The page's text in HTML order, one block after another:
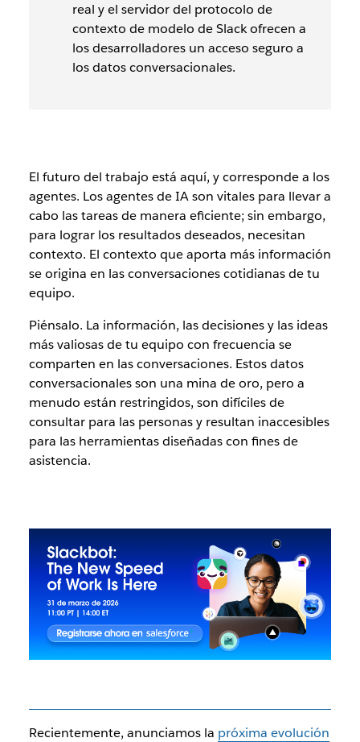
real y el servidor del protocolo de
contexto de modelo de Slack ofrecen a
los desarrolladores un acceso seguro a
los datos conversacionales.
El futuro del trabajo está aquí, y corresponde a los
agentes. Los agentes de IA son vitales para llevar a
cabo las tareas de manera eficiente; sin embargo,
para lograr los resultados deseados, necesitan
contexto. El contexto que aporta más información
se origina en las conversaciones cotidianas de tu
equipo.
Piénsalo. La información, las decisiones y las ideas
más valiosas de tu equipo con frecuencia se
comparten en las conversaciones. Estos datos
conversacionales son una mina de oro, pero a
menudo están restringidos, son difíciles de
consultar para las personas y resultan inaccesibles
para las herramientas diseñadas con fines de
asistencia.
Recientemente, anunciamos la próxima evolución